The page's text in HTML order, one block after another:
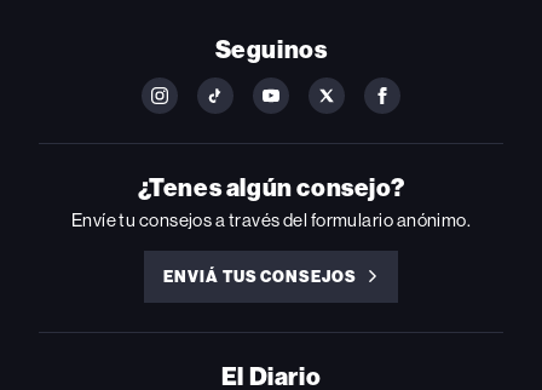
Seguinos
FOLLOW
ON
INSTAGRAM
FOLLOW
ON
YOUTUBE
FOLLOW
ON
YOUTUBE
FOLLOW
ON
FOLLOW
ON
FACEBOOK
¿Tenes algún consejo?
Envíe tu consejos a través del formulario anónimo.
ENVIÁ TUS CONSEJOS
ENVIÁ
CONSEJOS
El Diario